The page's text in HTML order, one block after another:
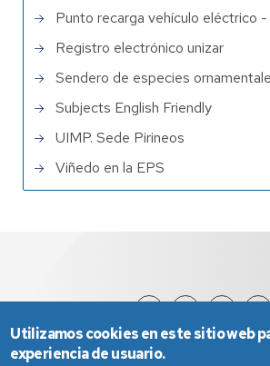
Punto recarga vehículo eléctrico -
Registro electrónico unizar
Sendero de especies
Subjects English Friendly
UIMP. Sede Pirineos
Viñedo en la EPS
Utilizamos cookies en este sitio web
experiencia de usuario.